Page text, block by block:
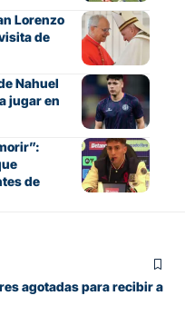
Lorenzo
de
Nahuel
jugar en
de
agotadas para recibir a